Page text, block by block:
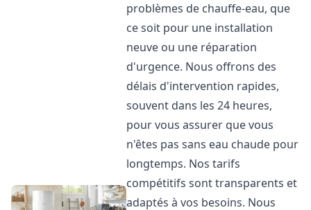
problèmes de chauffe-eau, que
ce soit pour une installation
neuve ou une réparation
d'urgence. Nous offrons des
délais d'intervention rapides,
souvent dans les 24 heures,
pour vous assurer que vous
n'êtes pas sans eau chaude pour
longtemps. Nos tarifs
compétitifs sont transparents et
adaptés à vos besoins. Nous